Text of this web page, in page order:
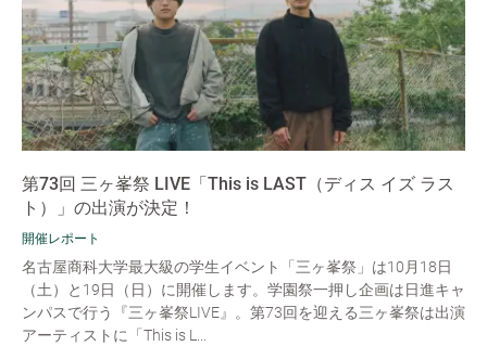
第73回 三ヶ峯祭 LIVE「This is LAST（ディス イズ ラス
ト）」の出演が決定！
開催レポート
名古屋商科大学最大級の学生イベント「三ヶ峯祭」は10月18日
（土）と19日（日）に開催します。学園祭一押し企画は日進キャ
ンパスで行う『三ヶ峯祭LIVE』。第73回を迎える三ヶ峯祭は出演
アーティストに「This is L...